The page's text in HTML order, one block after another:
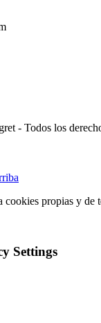
- Todos los
propias y de
Settings